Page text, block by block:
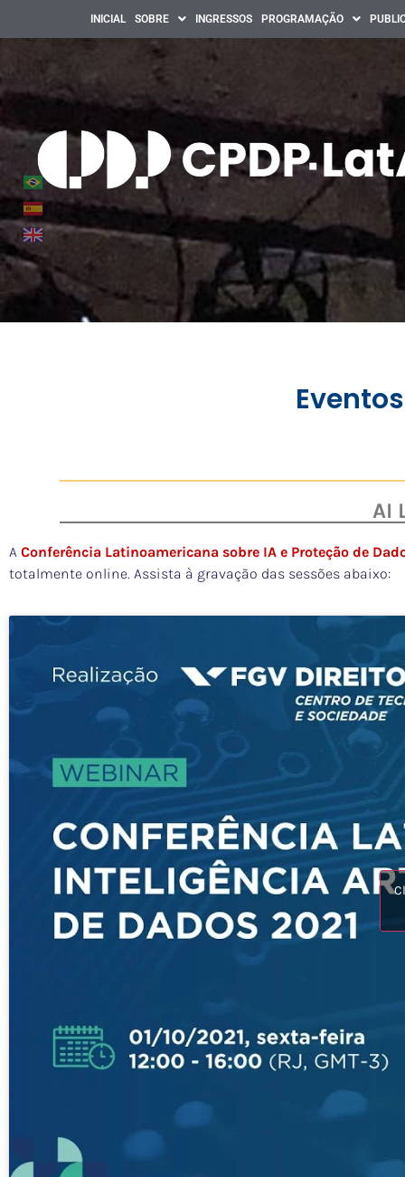
INICIAL SOBRE INGRESSOS PROGRAMAÇÃO
AI
A Conferência Latinoamericana sobre IA e Proteção de
totalmente online. Assista à gravação das sessões abaixo: